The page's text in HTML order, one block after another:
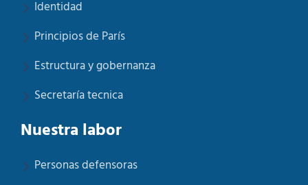
Identidad
Principios de París
Estructura y gobernanza
Secretaría tecnica
Nuestra labor
Personas defensoras